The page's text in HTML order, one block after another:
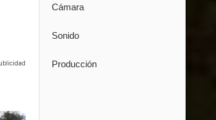
Cámara
Sonido
Producción